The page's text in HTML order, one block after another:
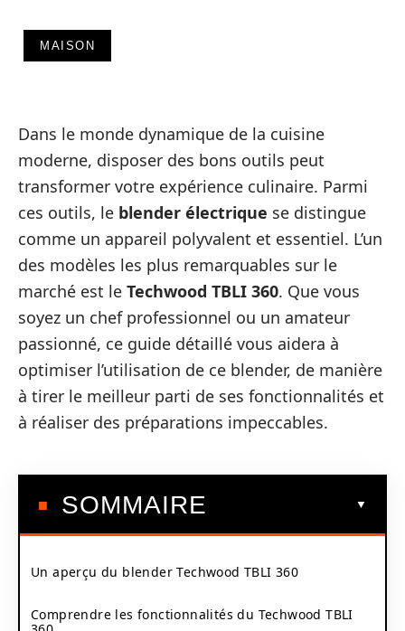
MAISON
Dans le monde dynamique de la cuisine
moderne, disposer des bons outils peut
transformer votre expérience culinaire. Parmi
ces outils, le blender électrique se distingue
comme un appareil polyvalent et essentiel. L’un
des modèles les plus remarquables sur le
marché est le Techwood TBLI 360. Que vous
soyez un chef professionnel ou un amateur
passionné, ce guide détaillé vous aidera à
optimiser l’utilisation de ce blender, de manière
à tirer le meilleur parti de ses fonctionnalités et
à réaliser des préparations impeccables.
SOMMAIRE
Un aperçu du blender Techwood TBLI 360
Comprendre les fonctionnalités du Techwood TBLI